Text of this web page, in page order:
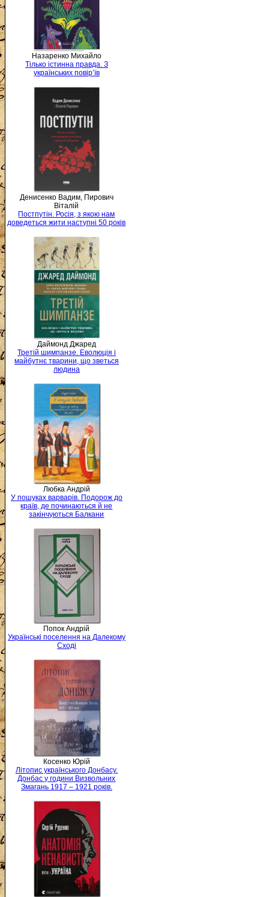
Назаренко Михайло
Тілько істинна правда. З
українських повір’їв
Денисенко Вадим, Пирович
Віталій
Постпутін. Росія, з якою нам
доведеться жити наступні 50 років
Даймонд Джаред
Третій шимпанзе. Еволюція і
майбутнє тварини, що зветься
людина
Любка Андрій
У пошуках варварів. Подорож до
країв, де починаються й не
закінчуються Балкани
Попок Андрій
Українські поселення на Далекому
Сході
Косенко Юрій
Літопис українського Донбасу.
Донбас у години Визвольних
Змагань 1917 – 1921 років.